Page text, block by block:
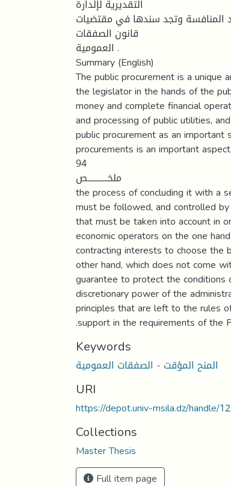
التقديرية لإلدارة
المنافسة وتجد سندها في مقتضيات
قانون الصفقات
العمومية .
Summary (English)
The public procurement is a
the legislator in the hands of the
money and complete financial
and processing of public utilities,
public procurement as an
procurements is an important
94
ملخـــــــــــص
the process of concluding it with a
must be followed, and controlled
that must be taken into account in
economic operators on the one
contracting interests to choose
other hand, which does not come
guarantee to protect the
discretionary power of the
principles that are left to the rules
.support in the requirements of the
Keywords
المنح المؤقت - الصفقات العمومية
URI
https://depot.univ-msila.dz/handle/
Collections
Master Thesis
Full item page